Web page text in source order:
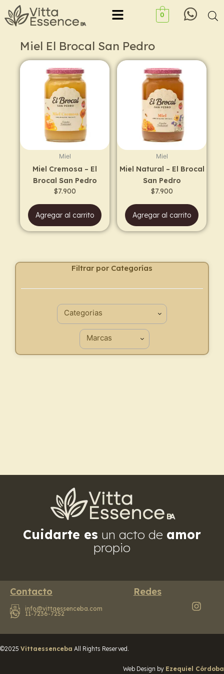
al
contenido
Menu 0
Miel El Brocal San Pedro
Miel
Miel Cremosa – El
Brocal San Pedro
$7.900
Agregar al carrito
Miel
Miel Natural – El Brocal
San Pedro
$7.900
Agregar al carrito
Filtrar por Categorías
Cuidarte es un acto de amor
propio
Contacto
info@vittaessenceba.com
11-7236-7252
Redes
©2025 Vittaessenceba All Rights Reserved.
Web Design by Ezequiel Córdoba